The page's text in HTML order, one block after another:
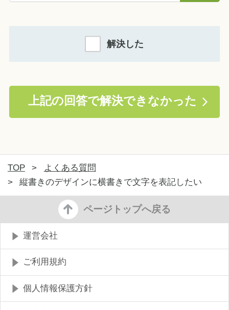
解決した
上記の回答で解決できなかった
TOP >
よくある質問
>
縦書きのデザインに横書きで文字を表記したい
ページトップへ戻る
運営会社
ご利用規約
個人情報保護方針